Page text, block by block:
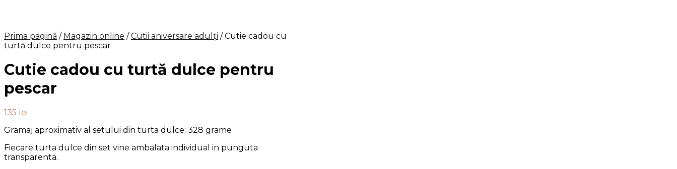
Prima pagină / Magazin online /Cutii aniversare adulți / Cutie cadou cu
turtă dulce pentru pescar
Cutie cadou cu turtă dulce pentru
pescar
135 lei
Gramaj aproximativ al setului din turta dulce: 328 grame
Fiecare turta dulce din set vine ambalata individual in punguta
transparenta.